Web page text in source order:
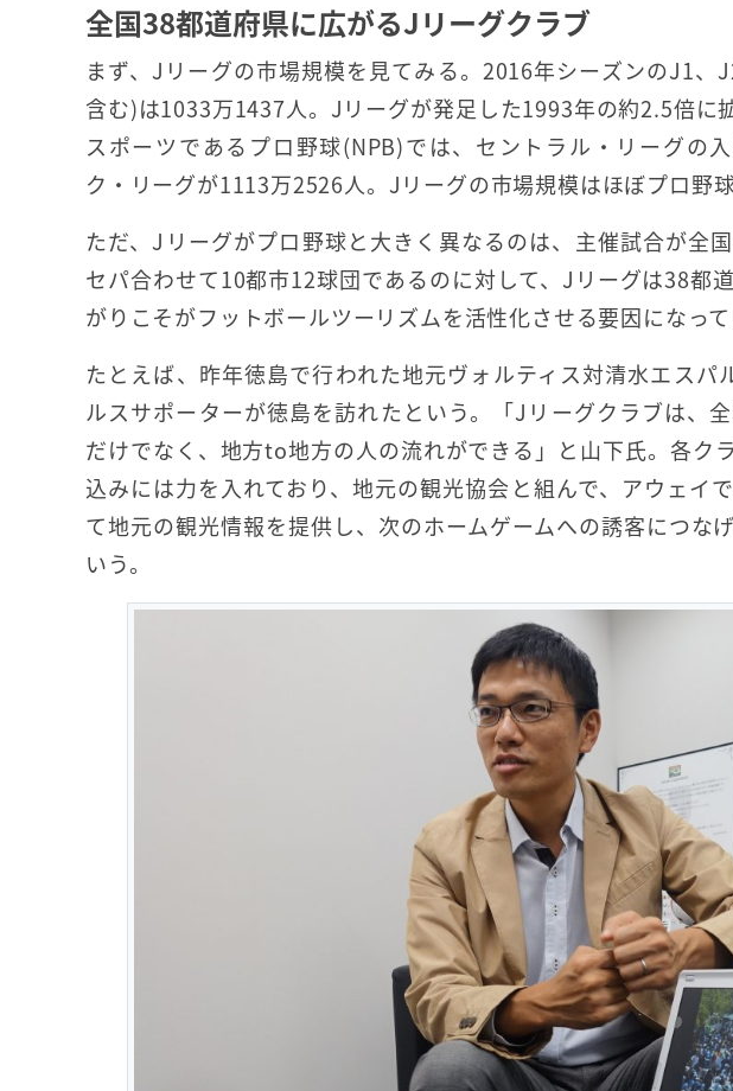
全国38都道府県に広がるJリーグクラブ
まず、Jリーグの市場規模を見てみる。2016年シーズンのJ1
含む)は1033万1437人。Jリーグが発足した1993年の約2.5倍に
スポーツであるプロ野球(NPB)では、セントラル・リーグの
ク・リーグが1113万2526人。Jリーグの市場規模はほぼプロ野
ただ、Jリーグがプロ野球と大きく異なるのは、主催試合が全
セパ合わせて10都市12球団であるのに対して、Jリーグは38都
がりこそがフットボールツーリズムを活性化させる要因になって
たとえば、昨年徳島で行われた地元ヴォルティス対清水エス
ルスサポーターが徳島を訪れたという。「Jリーグクラブは、
だけでなく、地方to地方の人の流れができる」と山下氏。各ク
込みには力を入れており、地元の観光協会と組んで、アウェイ
て地元の観光情報を提供し、次のホームゲームへの誘客につな
いう。